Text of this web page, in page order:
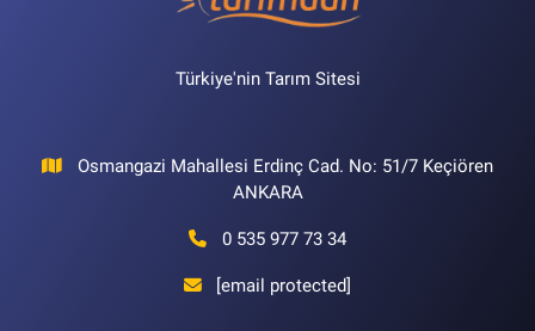
Türkiye'nin Tarım Sitesi
Osmangazi Mahallesi Erdinç Cad. No: 51/7 Keçiören
ANKARA
0 535 977 73 34
[email protected]